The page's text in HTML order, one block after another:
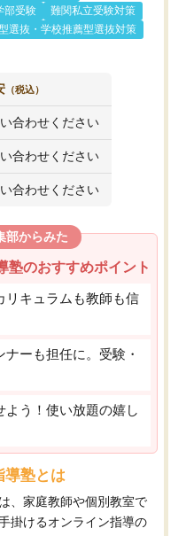
部受験
難関私立受験対策
選抜・学校推薦型選抜対策
（税込）
合わせください
合わせください
合わせください
部からみた
塾のおすすめポイント
リキュラムも教師も信
ーも担任に。受験・
う！使い放題の嬉し
導塾とは
、家庭教師や個別教室で
掛けるオンライン指導の